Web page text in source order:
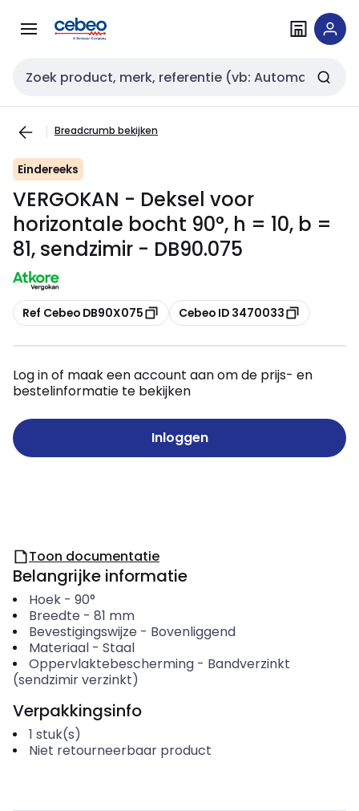
naar
naar
Zoekveld invoer
Breadcrumb bekijken
Eindereeks
VERGOKAN - Deksel voor
horizontale bocht 90°, h = 10, b =
81, sendzimir - DB90.075
Kopiëren
Ref Cebeo DB90X075 Kopiëren
Cebeo ID 3470033
Log in of maak een account aan om de prijs- en
bestelinformatie te bekijken
Inloggen
Toon documentatie
Belangrijke informatie
Hoek- 90°
Breedte - 81 mm
Bevestigingswijze - Bovenliggend
Materiaal- Staal
Oppervlaktebescherming- Bandverzinkt
(sendzimir verzinkt)
Verpakkingsinfo
1 stuk(s)
Niet retourneerbaar product